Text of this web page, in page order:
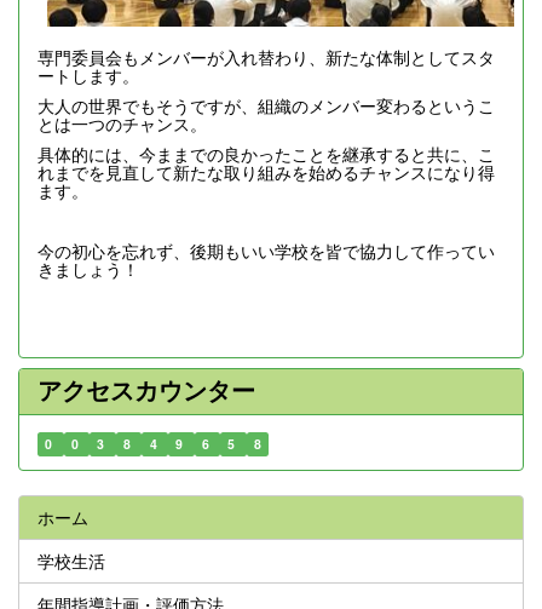
専門委員会もメンバーが入れ替わり、新たな体制としてスタ
ートします。
大人の世界でもそうですが、組織のメンバー変わるというこ
とは一つのチャンス。
具体的には、今ままでの良かったことを継承すると共に、こ
れまでを見直して新たな取り組みを始めるチャンスになり得
ます。
今の初心を忘れず、後期もいい学校を皆で協力して作ってい
きましょう！
アクセスカウンター
0 0 3 8 4 9 6 5 8
ホーム
学校生活